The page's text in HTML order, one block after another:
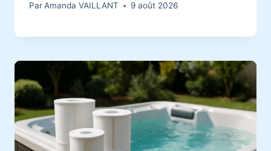
ParAmanda VAILLANT 9 août 2026